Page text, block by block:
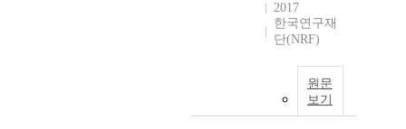
2017
한국연구재
단(NRF)
원문
보기